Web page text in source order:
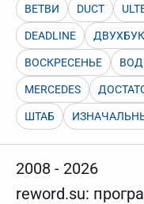
ВЕТВИ DUCT
DEADLINE
ВОСКРЕСЕНЬЕ
MERCEDES
ШТАБ
2008 - 2026
reword.su: